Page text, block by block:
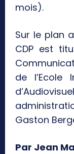
mois).
Sur le plan
CDP est
de l’Ecole
Gaston
Par Jean